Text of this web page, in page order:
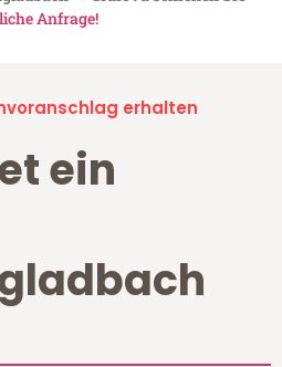
Anfrage!
erhalten
ein